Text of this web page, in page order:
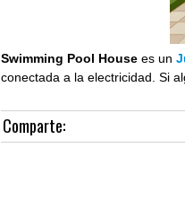
Swimming Pool House es un
conectada a la electricidad. Si
Comparte: